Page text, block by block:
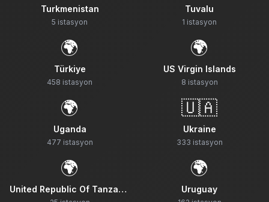
Turkmenistan
5 istasyon
Tuvalu
1 istasyon
🌍
Türkiye
458 istasyon
🌍
US Virgin Islands
8 istasyon
🌍
Uganda
477 istasyon
🇺🇦
Ukraine
333 istasyon
🌍
United Republic Of Tanzania
🌍
Uruguay